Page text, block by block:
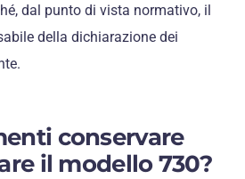
dal punto di vista normativo, il
della dichiarazione dei
conservare
il modello 730?